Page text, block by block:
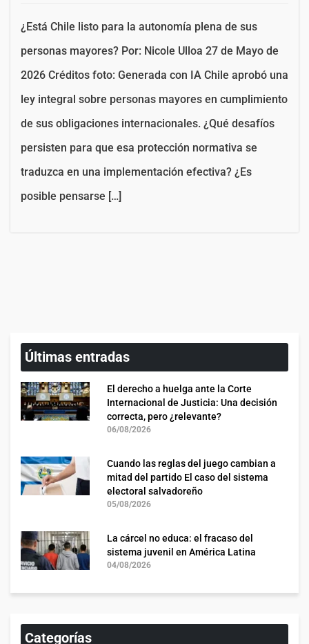
¿Está Chile listo para la autonomía plena de sus
personas mayores? Por: Nicole Ulloa 27 de Mayo de
2026 Créditos foto: Generada con IA Chile aprobó una
ley integral sobre personas mayores en cumplimiento
de sus obligaciones internacionales. ¿Qué desafíos
persisten para que esa protección normativa se
traduzca en una implementación efectiva? ¿Es
posible pensarse […]
Últimas entradas
El derecho a huelga ante la Corte
Internacional de Justicia: Una decisión
correcta, pero ¿relevante?
06/08/2026
Cuando las reglas del juego cambian a
mitad del partido El caso del sistema
electoral salvadoreño
05/08/2026
La cárcel no educa: el fracaso del
sistema juvenil en América Latina
04/08/2026
Categorías